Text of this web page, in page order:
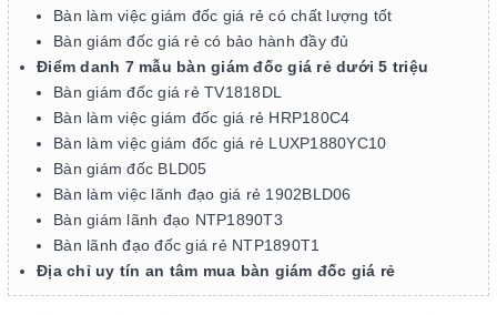
Bàn làm việc giám đốc giá rẻ có chất lượng tốt
Bàn giám đốc giá rẻ có bảo hành đầy đủ
Điểm danh 7 mẫu bàn giám đốc giá rẻ dưới 5 triệu
Bàn giám đốc giá rẻ TV1818DL
Bàn làm việc giám đốc giá rẻ HRP180C4
Bàn làm việc giám đốc giá rẻ LUXP1880YC10
Bàn giám đốc BLD05
Bàn làm việc lãnh đạo giá rẻ 1902BLD06
Bàn giám lãnh đạo NTP1890T3
Bàn lãnh đạo đốc giá rẻ NTP1890T1
Địa chỉ uy tín an tâm mua bàn giám đốc giá rẻ